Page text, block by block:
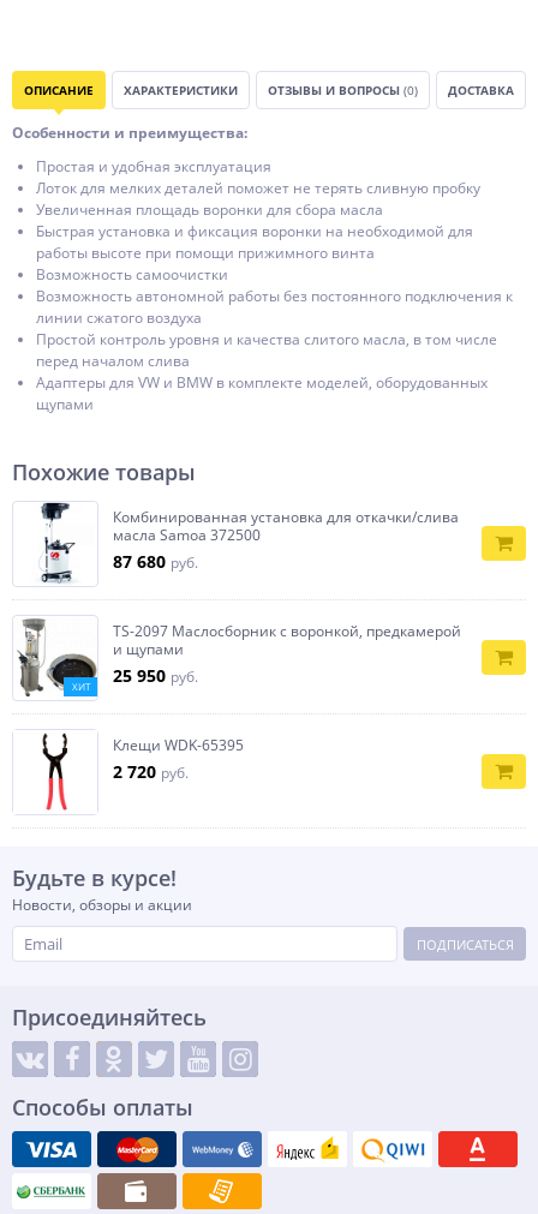
ОПИСАНИЕ ХАРАКТЕРИСТИКИ ОТЗЫВЫ И ВОПРОСЫ (0) ДОСТАВКА
Особенности и преимущества:
Простая и удобная эксплуатация
Лоток для мелких деталей поможет не терять сливную пробку
Увеличенная площадь воронки для сбора масла
Быстрая установка и фиксация воронки на необходимой для
работы высоте при помощи прижимного винта
Возможность самоочистки
Возможность автономной работы без постоянного подключения к
линии сжатого воздуха
Простой контроль уровня и качества слитого масла, в том числе
перед началом слива
Адаптеры для VW и BMW в комплекте моделей, оборудованных
щупами
Похожие товары
Комбинированная установка для откачки/слива
масла Samoa 372500
87 680 руб.
ХИТ
TS-2097 Маслосборник с воронкой, предкамерой
и щупами
25 950 руб.
Клещи WDK-65395
2 720 руб.
Будьте в курсе!
Новости, обзоры и акции
ПОДПИСАТЬСЯ
Присоединяйтесь
Способы оплаты